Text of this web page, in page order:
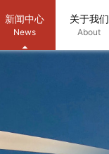
新闻中心
News
关于我们
About